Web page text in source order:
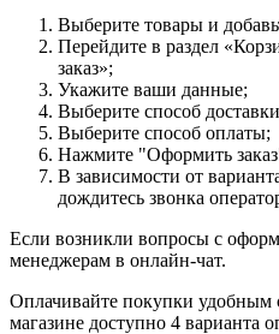
Выберите товары и
Перейдите в раздел
заказ»;
Укажите ваши данные;
Выберите способ
Выберите способ оплаты;
Нажмите "Оформить
В зависимости от
дождитесь звонка
Если возникли вопросы с
менеджерам в онлайн-чат.
Оплачивайте покупки удобным
магазине доступно 4 варианта